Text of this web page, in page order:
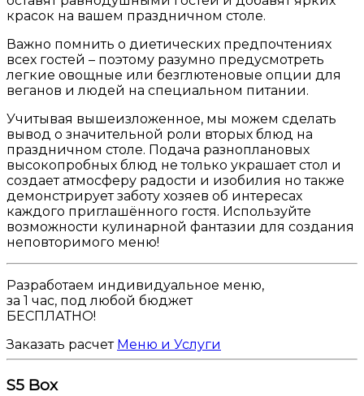
красок на вашем праздничном столе.
Важно помнить о диетических предпочтениях
всех гостей – поэтому разумно предусмотреть
легкие овощные или безглютеновые опции для
веганов и людей на специальном питании.
Учитывая вышеизложенное, мы можем сделать
вывод о значительной роли вторых блюд на
праздничном столе. Подача разноплановых
высокопробных блюд не только украшает стол и
создает атмосферу радости и изобилия но также
демонстрирует заботу хозяев об интересах
каждого приглашённого гостя. Используйте
возможности кулинарной фантазии для создания
неповторимого меню!
Разработаем индивидуальное меню,
за 1 час, под любой бюджет
БЕСПЛАТНО!
Заказать расчет Меню и Услуги
S5 Box